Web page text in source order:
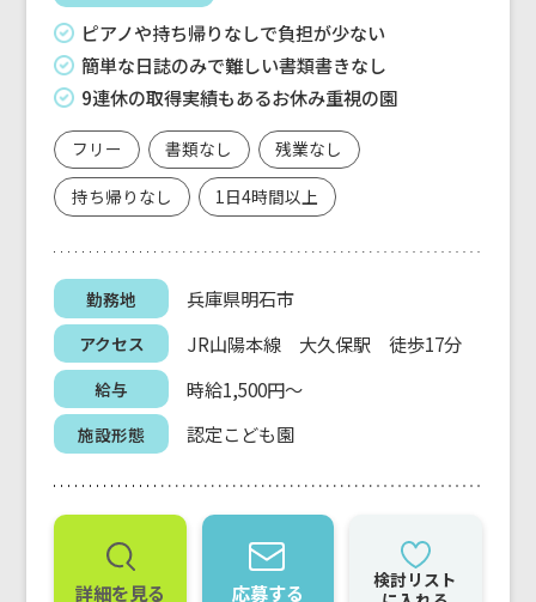
ピアノや持ち帰りなしで負担が少ない
簡単な日誌のみで難しい書類書きなし
9連休の取得実績もあるお休み重視の園
フリー 書類なし
残業なし
持ち帰りなし
1日4時間以上
勤務地 兵庫県明石市
アクセス JR山陽本線 大久保駅 徒歩17分
給与 時給1,500円～
施設形態 認定こども園
詳細を見る 応募する
検討リスト